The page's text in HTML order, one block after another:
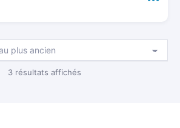
3 résultats affichésTrié